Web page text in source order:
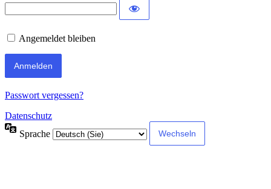
Angemeldet bleiben
Passwort vergessen?
Datenschutz
Sprache